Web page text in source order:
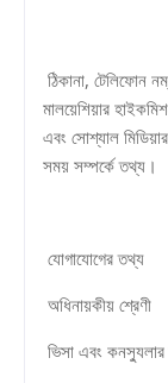
ঠিকানা, টেলিফোন
মালয়েশিয়ার
এবং সোশ্যাল
সময় সম্পর্কে তথ্য।
যোগাযোগের তথ্য
অধিনায়কীয় শ্রেণী
ভিসা এবং